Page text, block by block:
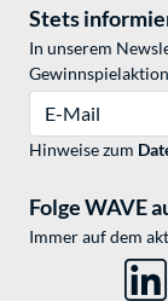
Stets
In unserem
Hinweise zum
Folge WAVE
Immer auf dem